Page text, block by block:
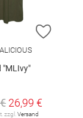
HINZUFÜGEN
ZUR
"MLIvy"
26,99 €
zzgl. Versand